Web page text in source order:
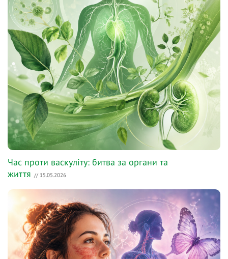
Час проти васкуліту: битва за органи та
життя // 15.05.2026